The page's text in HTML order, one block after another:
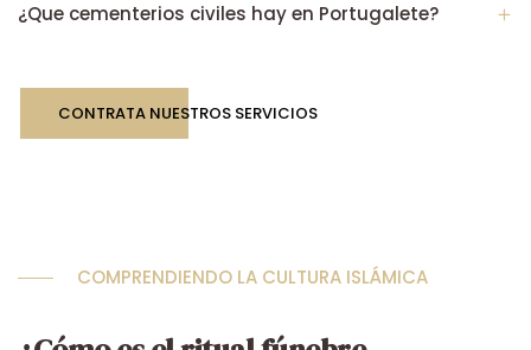
¿Que cementerios civiles hay en Portugalete?
CONTRATA NUESTROS SERVICIOS
COMPRENDIENDO LA CULTURA ISLÁMICA